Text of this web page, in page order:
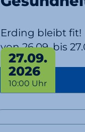
Erding bleibt fit!
von 26.09. bis
27.09.
2026
10:00 Uhr